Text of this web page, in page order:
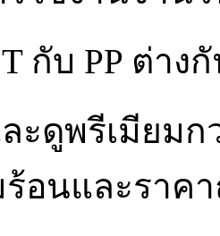
กับ PP ต่าง
ะดูพรีเมียม
อนและราค